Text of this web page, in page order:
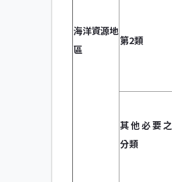
海洋資源地
區
第2類
其他必要之
分類